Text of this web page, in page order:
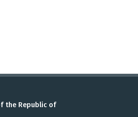
the Republic of